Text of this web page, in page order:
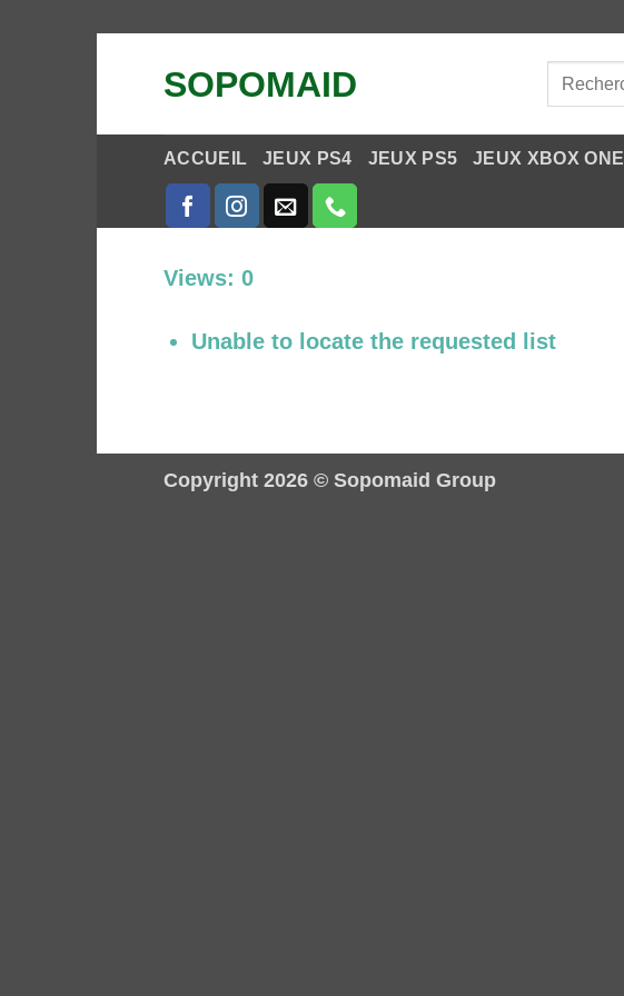
SOPOMAID
Recherche
ACCUEIL JEUX PS4 JEUX PS5 JEUX XBOX ONE
Views: 0
Unable to locate the requested list
Copyright 2026 © Sopomaid Group